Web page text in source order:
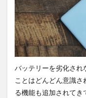
バッテリーを劣化され
ことはどんどん意識
る機能も追加されて